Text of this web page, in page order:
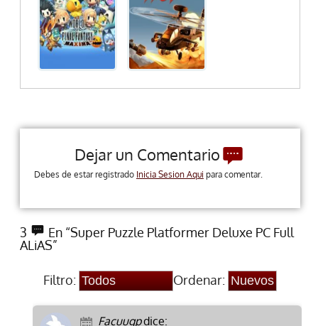
Dejar un Comentario
Debes de estar registrado Inicia Sesion Aqui para comentar.
3
En “Super Puzzle Platformer Deluxe PC Full
ALiAS”
Filtro: Ordenar:
Facuugpdice: